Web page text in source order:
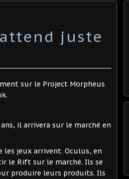
juste
sur le Project Morpheus
il arrivera sur le marché en
les jeux arrivent. Oculus, en
le Rift sur le marché. Ils se
produire leurs produits. Ils